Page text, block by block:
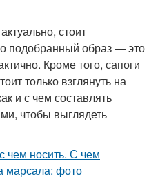
стоит
подобранный образ — это
Кроме того, сапоги
только взглянуть на
и с чем составлять
чтобы выглядеть